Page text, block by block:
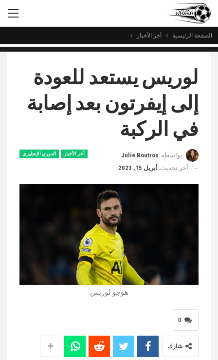
الصفحة الرئيسية أخر الأخبار
لوريس يستعد للعودة
إلى إيفرتون بعد إصابة
في الركبة
أخر الأخبار الدوري الإنجليزي بواسطة Julie Boutros
آخر تحديث أبريل 15, 2023
هوجو لوريس
0
شارك